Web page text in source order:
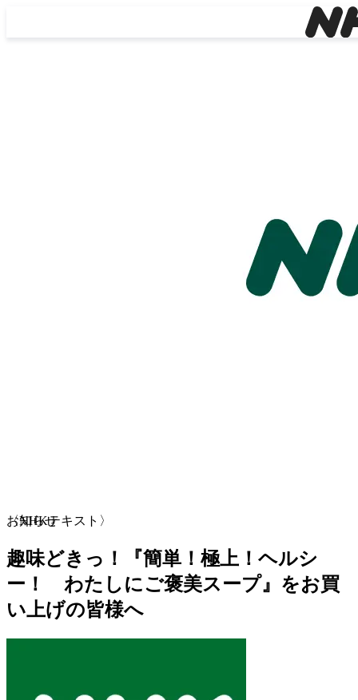
お知らせ
〈NHKテキスト〉
趣味どきっ！『簡単！極上！ヘルシ
ー！ わたしにご褒美スープ』をお買
い上げの皆様へ